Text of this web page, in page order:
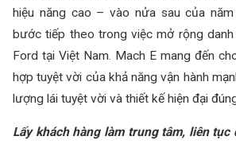
hiệu năng cao – vào nửa sau của
bước tiếp theo trong việc mở rộng
Ford tại Việt Nam. Mach E mang đến
hợp tuyệt vời của khả năng vận hành
lượng lái tuyệt vời và thiết kế hiện đại
Lấy khách hàng làm trung tâm, liên tục